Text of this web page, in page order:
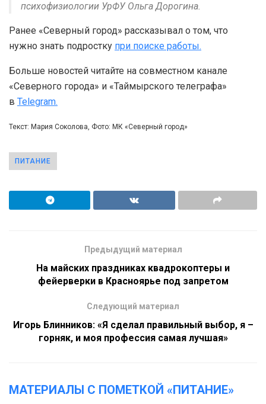
психофизиологии УрФУ Ольга Дорогина.
Ранее «Северный город» рассказывал о том, что
нужно знать подростку при поиске работы.
Больше новостей читайте на совместном канале
«Северного города» и «Таймырского телеграфа»
в Telegram.
Текст: Мария Соколова, Фото: МК «Северный город»
ПИТАНИЕ
Предыдущий материал
На майских праздниках квадрокоптеры и
фейерверки в Красноярье под запретом
Следующий материал
Игорь Блинников: «Я сделал правильный выбор, я –
горняк, и моя профессия самая лучшая»
МАТЕРИАЛЫ С ПОМЕТКОЙ «ПИТАНИЕ»